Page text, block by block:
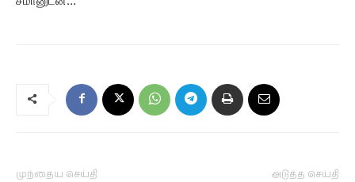
முந்தைய செய்தி அடுத்த செய்தி